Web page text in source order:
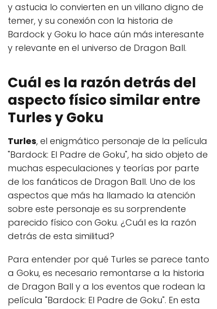
y astucia lo convierten en un villano digno de
temer, y su conexión con la historia de
Bardock y Goku lo hace aún más interesante
y relevante en el universo de Dragon Ball.
Cuál es la razón detrás del
aspecto físico similar entre
Turles y Goku
Turles, el enigmático personaje de la película
"Bardock: El Padre de Goku", ha sido objeto de
muchas especulaciones y teorías por parte
de los fanáticos de Dragon Ball. Uno de los
aspectos que más ha llamado la atención
sobre este personaje es su sorprendente
parecido físico con Goku. ¿Cuál es la razón
detrás de esta similitud?
Para entender por qué Turles se parece tanto
a Goku, es necesario remontarse a la historia
de Dragon Ball y a los eventos que rodean la
película "Bardock: El Padre de Goku". En esta